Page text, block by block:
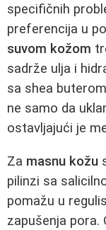
specifičnih
preferencija u
suvom kožom
sadrže ulja i
sa shea
ne samo da
ostavljajući je
Za masnu kožu
pilinzi sa
pomažu u
zapušenja pora.